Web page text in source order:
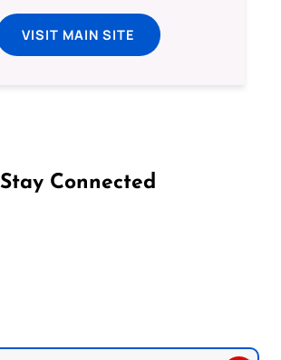
VISIT MAIN SITE
Stay Connected